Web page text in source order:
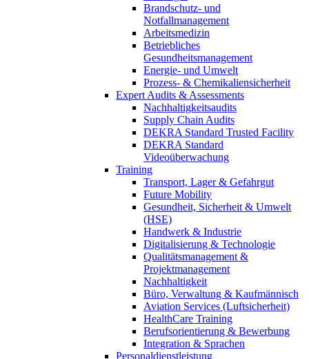
Brandschutz- und
Notfallmanagement
Arbeitsmedizin
Betriebliches
Gesundheitsmanagement
Energie- und Umwelt
Prozess- & Chemikaliensicherheit
Expert Audits & Assessments
Nachhaltigkeitsaudits
Supply Chain Audits
DEKRA Standard Trusted Facility
DEKRA Standard
Videoüberwachung
Training
Transport, Lager & Gefahrgut
Future Mobility
Gesundheit, Sicherheit & Umwelt
(HSE)
Handwerk & Industrie
Digitalisierung & Technologie
Qualitätsmanagement &
Projektmanagement
Nachhaltigkeit
Büro, Verwaltung & Kaufmännisch
Aviation Services (Luftsicherheit)
HealthCare Training
Berufsorientierung & Bewerbung
Integration & Sprachen
Personaldienstleistung